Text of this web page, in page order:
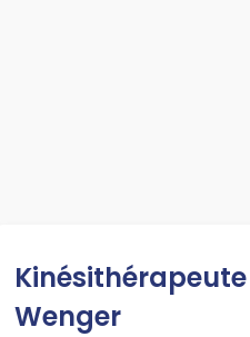
Wenger